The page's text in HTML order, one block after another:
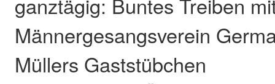
ganztägig: Buntes Treiben
Männergesangsverein
Müllers Gaststübchen